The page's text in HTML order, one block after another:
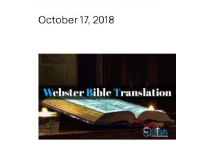
October 17, 2018